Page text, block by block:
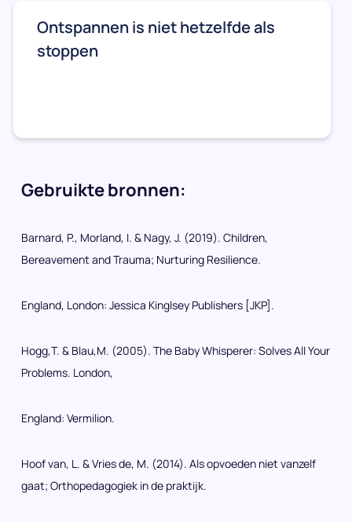
Ontspannen is niet hetzelfde als
stoppen
Gebruikte bronnen:
Barnard, P., Morland, I. & Nagy, J. (2019). Children,
Bereavement and Trauma; Nurturing Resilience.
England, London: Jessica Kinglsey Publishers [JKP].
Hogg,T. & Blau,M. (2005). The Baby Whisperer: Solves All Your
Problems. London,
England: Vermilion.
Hoof van, L. & Vries de, M. (2014). Als opvoeden niet vanzelf
gaat; Orthopedagogiek in de praktijk.